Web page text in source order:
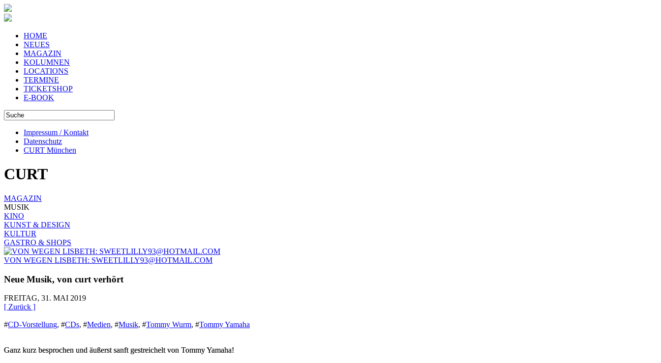
HOME
NEUES
MAGAZIN
KOLUMNEN
LOCATIONS
TERMINE
TICKETSHOP
E-BOOK
Impressum / Kontakt
Datenschutz
CURT München
CURT
MAGAZIN
MUSIK
KINO
KUNST & DESIGN
KULTUR
GASTRO & SHOPS
VON WEGEN LISBETH: SWEETLILLY93@HOTMAIL.COM
Neue Musik, von curt verhört
FREITAG, 31. MAI 2019
[ Zurück ]
#CD-Vorstellung, #CDs, #Medien, #Musik, #Tommy Wurm, #Tommy Yamaha
Ganz kurz besprochen und äußerst sanft gestreichelt von Tommy Yamaha!